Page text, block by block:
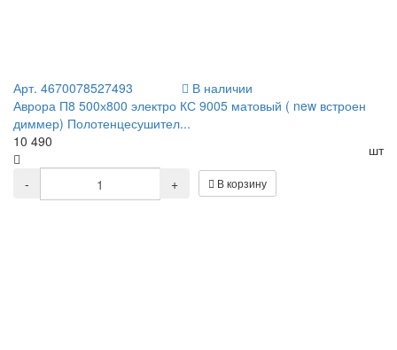
Арт. 4670078527493
В наличии
Аврора П8 500х800 электро КС 9005 матовый ( new встроен
диммер) Полотенцесушител...
10 490
шт
-
+ В корзину